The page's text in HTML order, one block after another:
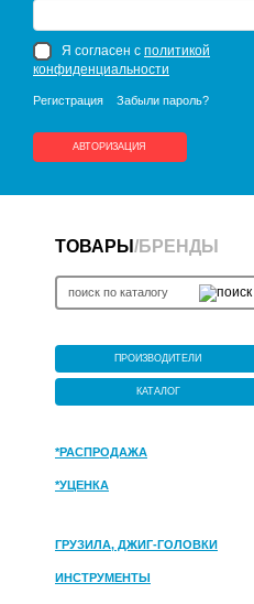
Я согласен с политикой
конфиденциальности
Регистрация Забыли пароль?
АВТОРИЗАЦИЯ
ТОВАРЫ /БРЕНДЫ
ПРОИЗВОДИТЕЛИ
КАТАЛОГ
*РАСПРОДАЖА
*УЦЕНКА
ГРУЗИЛА, ДЖИГ-ГОЛОВКИ
ИНСТРУМЕНТЫ